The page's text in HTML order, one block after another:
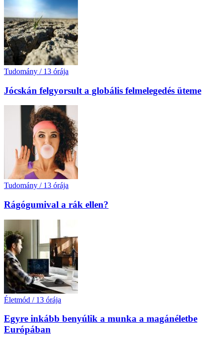
Tudomány / 13 órája
Jócskán felgyorsult a globális felmelegedés üteme
Tudomány / 13 órája
Rágógumival a rák ellen?
Életmód / 13 órája
Egyre inkább benyúlik a munka a magánéletbe
Európában